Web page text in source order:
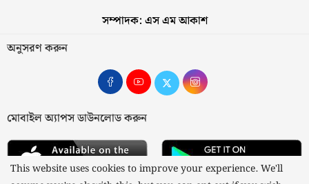
সম্পাদক: এস এম আকাশ
অনুসরণ করুন
মোবাইল অ্যাপস ডাউনলোড করুন
This website uses cookies to improve your experience. We'll